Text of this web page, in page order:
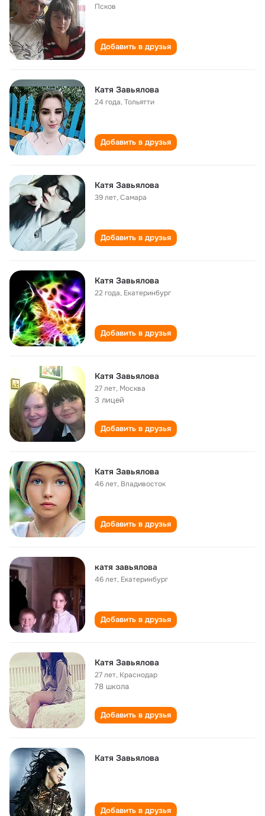
Псков
Добавить в друзья
Катя Завьялова
24 года,Тольятти
Добавить в друзья
Катя Завьялова
39 лет,Самара
Добавить в друзья
Катя Завьялова
22 года, Екатеринбург
Добавить в друзья
Катя Завьялова
27 лет, Москва
3 лицей
Добавить в друзья
Катя Завьялова
46 лет, Владивосток
Добавить в друзья
катя завьялова
46 лет, Екатеринбург
Добавить в друзья
Катя Завьялова
27 лет, Краснодар
78 школа
Добавить в друзья
Катя Завьялова
Добавить в друзья